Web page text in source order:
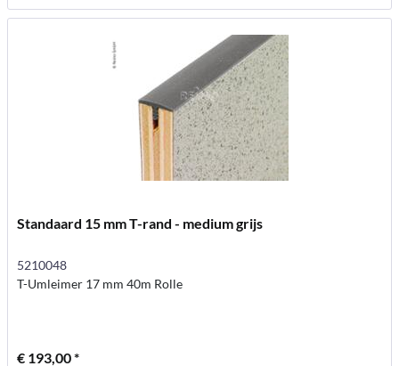
Standaard 15 mm T-rand - medium grijs
5210048
T-Umleimer 17 mm 40m Rolle
€ 193,00 *